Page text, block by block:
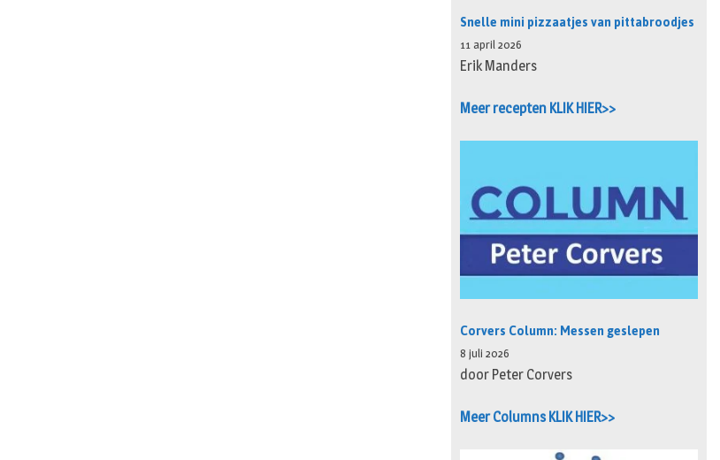
Snelle mini pizzaatjes van pittabroodjes
11 april 2026
Erik Manders
Meer recepten KLIK HIER>>
Corvers Column: Messen geslepen
8 juli 2026
door Peter Corvers
Meer Columns KLIK HIER>>